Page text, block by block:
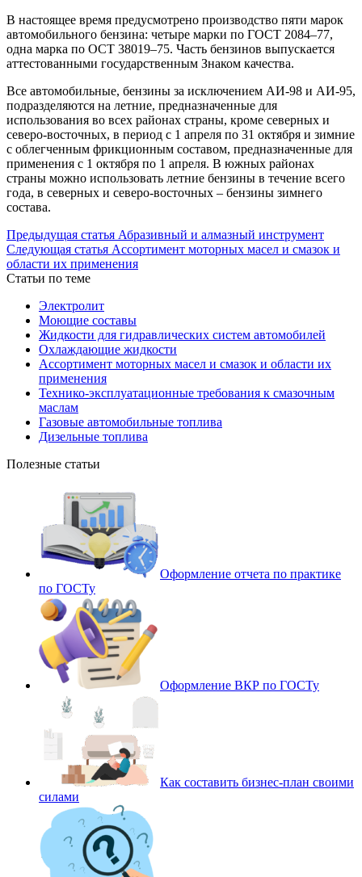
В настоящее время предусмотрено производство пяти марок
автомобильного бензина: четыре марки по ГОСТ 2084–77,
одна марка по ОСТ 38019–75. Часть бензинов выпускается
аттестованными государственным Знаком качества.
Все автомобильные, бензины за исключением АИ-98 и АИ-95,
подразделяются на летние, предназначенные для
использования во всех районах страны, кроме северных и
северо-восточных, в период с 1 апреля по 31 октября и зимние
с облегченным фрикционным составом, предназначенные для
применения с 1 октября по 1 апреля. В южных районах
страны можно использовать летние бензины в течение всего
года, в северных и северо-восточных – бензины зимнего
состава.
Предыдущая статья Абразивный и алмазный инструмент
Следующая статья Ассортимент моторных масел и смазок и
области их применения
Статьи по теме
Электролит
Моющие составы
Жидкости для гидравлических систем автомобилей
Охлаждающие жидкости
Ассортимент моторных масел и смазок и области их
применения
Технико‐эксплуатационные требования к смазочным
маслам
Газовые автомобильные топлива
Дизельные топлива
Полезные статьи
Оформление отчета по практике
по ГОСТу
Оформление ВКР по ГОСТу
Как составить бизнес-план своими
силами